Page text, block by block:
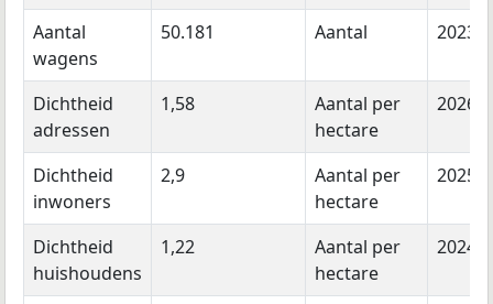
Aantal
wagens
50.181 Aantal 2023
Dichtheid
adressen
1,58
Aantal per
hectare
2026
Dichtheid
inwoners
2,9
Aantal per
hectare
2025
Dichtheid
huishoudens
1,22
Aantal per
hectare
2024